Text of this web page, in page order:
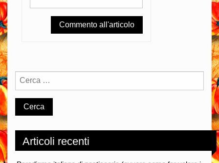
Articoli recenti